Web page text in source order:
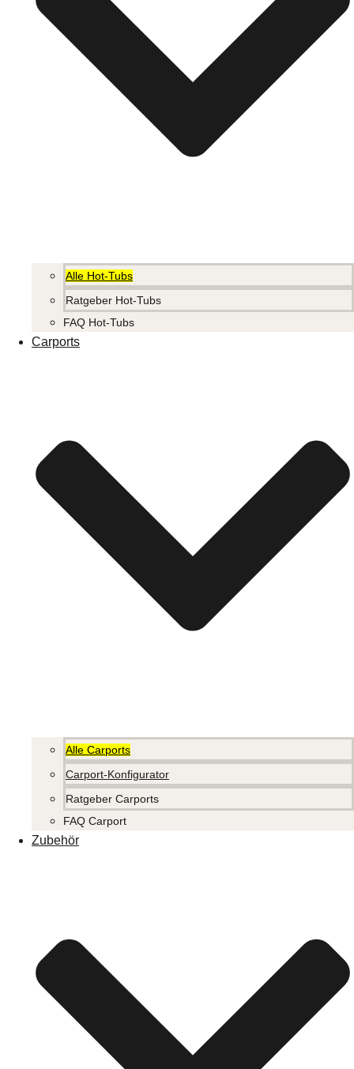
Alle Hot-Tubs
Ratgeber Hot-Tubs
FAQ Hot-Tubs
Carports
Alle Carports
Carport-Konfigurator
Ratgeber Carports
FAQ Carport
Zubehör